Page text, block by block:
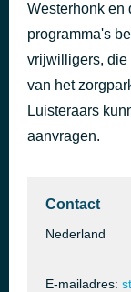
Westerhonk en
programma's
vrijwilligers, die
van het
Luisteraars
aanvragen.
Contact
Nederland
E-mailadres: